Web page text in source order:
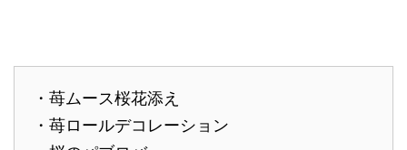
・苺ムース桜花添え
・苺ロールデコレーション